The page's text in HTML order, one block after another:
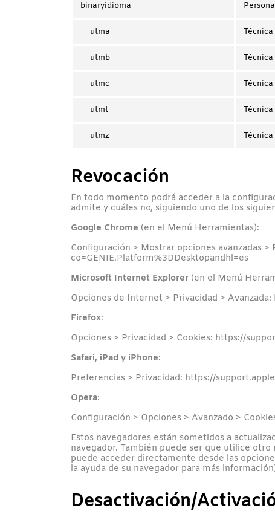
binaryidioma
__utma Técnica
__utmb Técnica
__utmc Técnica
__utmt Técnica
__utmz Técnica
Revocación
En todo momento podrá acceder a la
admite y cuáles no, siguiendo uno de los
Google Chrome (en el Menú Herramientas):
Configuración > Mostrar opciones avanzadas
co=GENIE.Platform%3DDesktopandhl=es
Microsoft Internet Explorer (en el Menú
Opciones de Internet > Privacidad >
Firefox:
Opciones > Privacidad > Cookies: https://
Safari, iPad y iPhone:
Preferencias > Privacidad: https://
Opera:
Configuración > Opciones > Avanzado >
Estos navegadores están sometidos a
navegador. También puede ser que utilice
puede acceder directamente desde las
la ayuda de su navegador para más
Desactivación/